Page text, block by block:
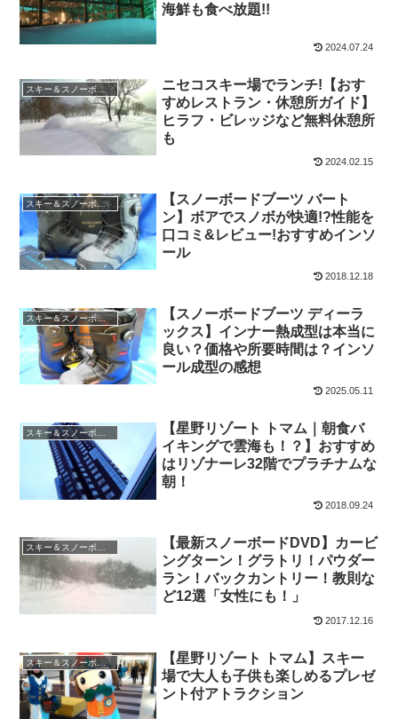
海鮮も食べ放題!!
2024.07.24
スキー＆スノーボード
ニセコスキー場でランチ!【おす
すめレストラン・休憩所ガイド】
ヒラフ・ビレッジなど無料休憩所
も
2024.02.15
スキー＆スノーボード
【スノーボードブーツ バート
ン】ボアでスノボが快適!?性能を
口コミ&レビュー!おすすめインソ
ール
2018.12.18
スキー＆スノーボード
【スノーボードブーツ ディーラ
ックス】インナー熱成型は本当に
良い？価格や所要時間は？インソ
ール成型の感想
2025.05.11
スキー＆スノーボード
【星野リゾート トマム｜朝食バ
イキングで雲海も！？】おすすめ
はリゾナーレ32階でプラチナムな
朝！
2018.09.24
スキー＆スノーボード
【最新スノーボードDVD】カービ
ングターン！グラトリ！パウダー
ラン！バックカントリー！教則な
ど12選「女性にも！」
2017.12.16
スキー＆スノーボード
【星野リゾート トマム】スキー
場で大人も子供も楽しめるプレゼ
ント付アトラクション